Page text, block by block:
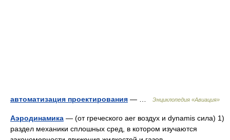
автоматизация проектирования — … Энциклопедия «Авиация»
Аэродинамика — (от греческого аer воздух и dynamis сила) 1)
раздел механики сплошных сред, в котором изучаются